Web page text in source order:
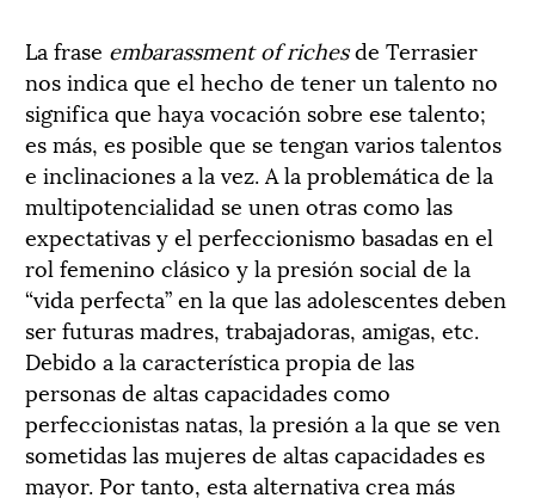
La frase embarassment of richesde Terrasier
nos indica que el hecho de tener un talento no
significa que haya vocación sobre ese talento;
es más, es posible que se tengan varios talentos
e inclinaciones a la vez. A la problemática de la
multipotencialidad se unen otras como las
expectativas y el perfeccionismo basadas en el
rol femenino clásico y la presión social de la
“vida perfecta” en la que las adolescentes deben
ser futuras madres, trabajadoras, amigas, etc.
Debido a la característica propia de las
personas de altas capacidades como
perfeccionistas natas, la presión a la que se ven
sometidas las mujeres de altas capacidades es
mayor. Por tanto, esta alternativa crea más